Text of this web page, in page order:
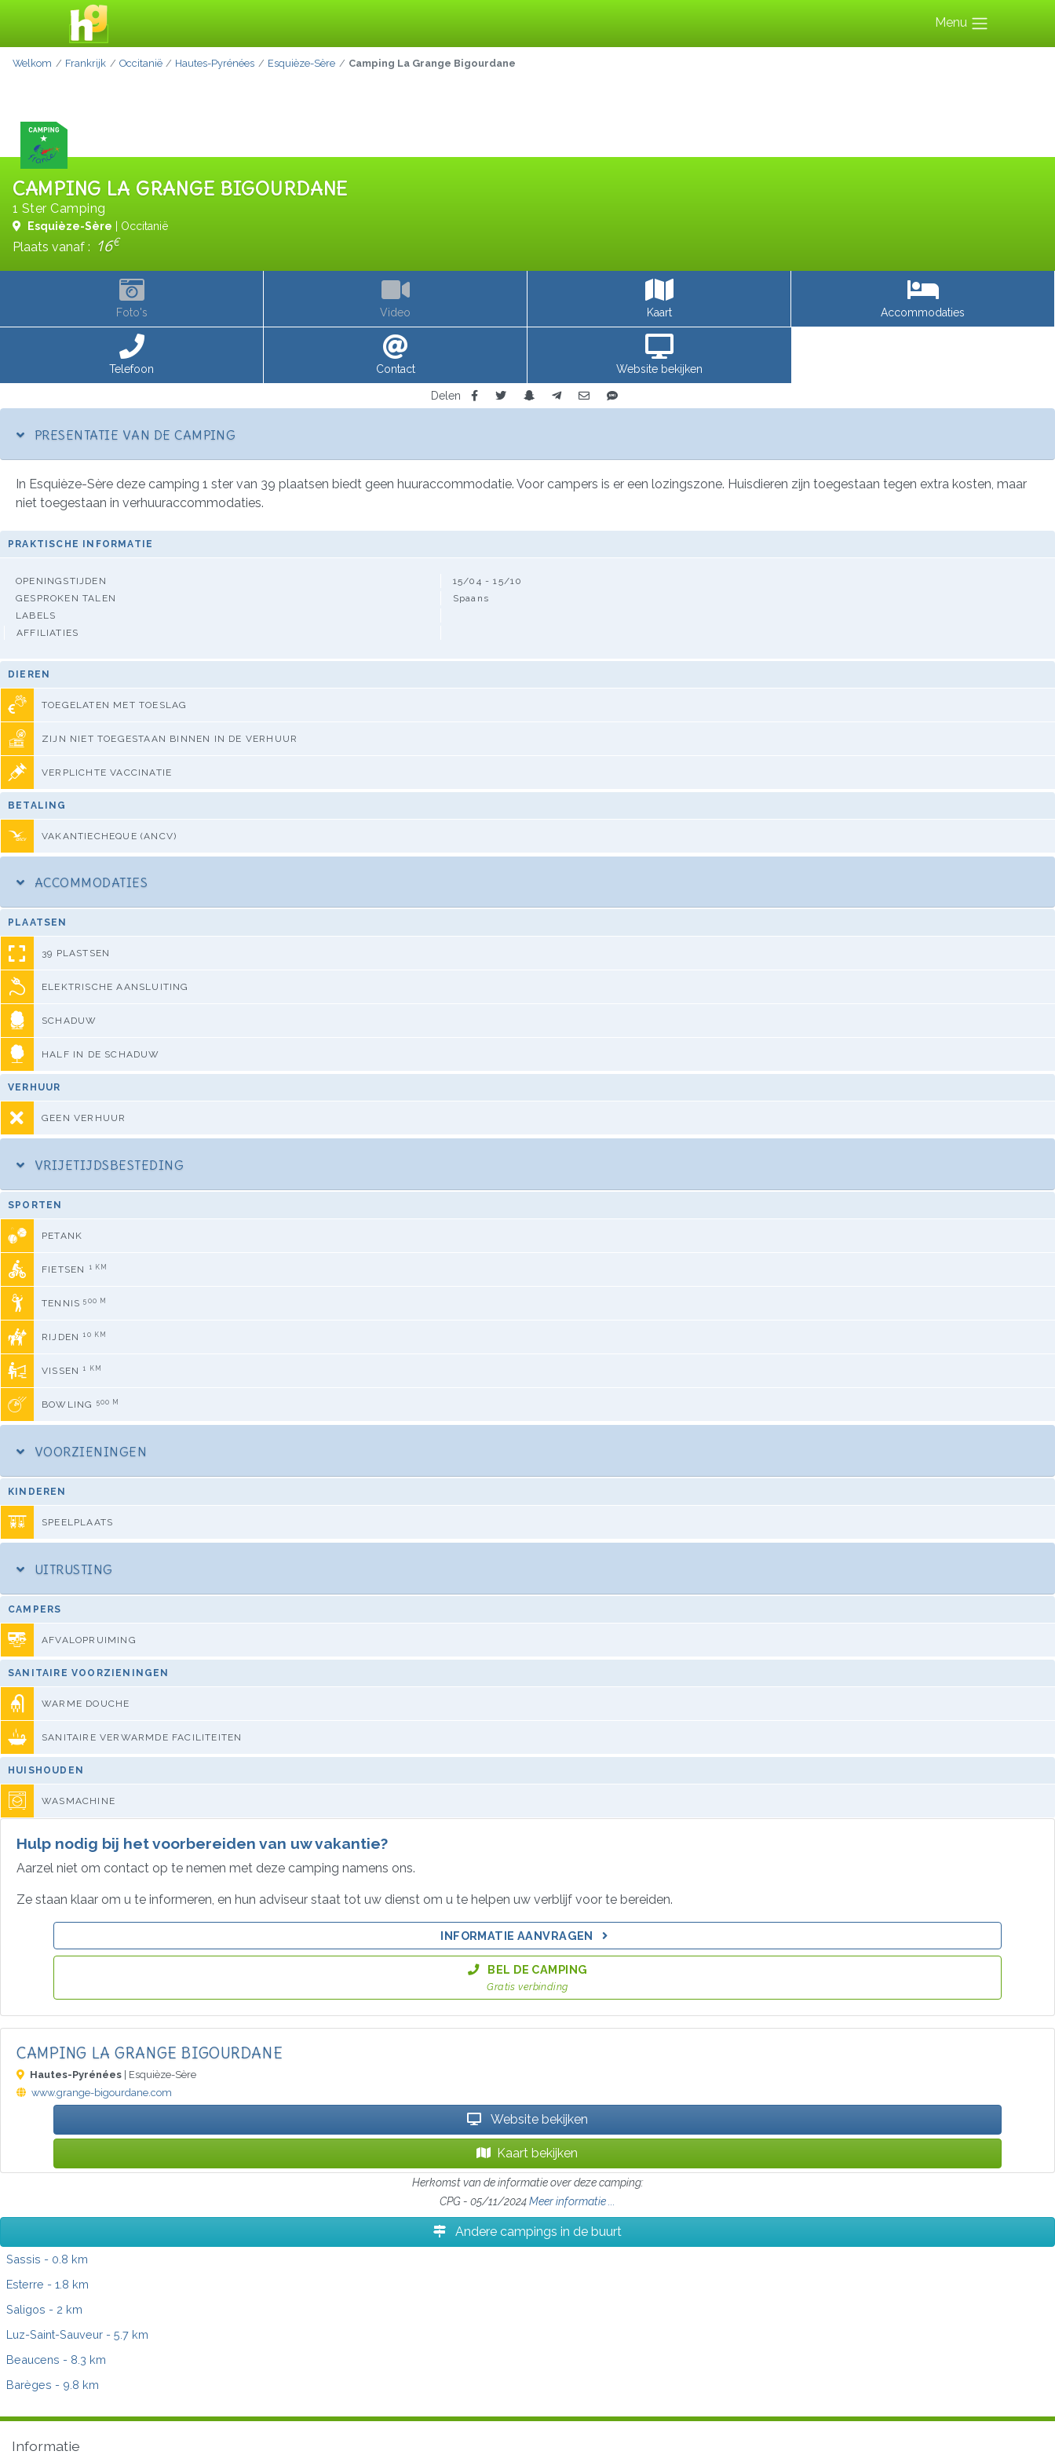
Menu
Welkom Frankrijk Occitanië Hautes-Pyrénées Esquièze-Sère Camping La Grange Bigourdane
CAMPING LA GRANGE BIGOURDANE
1 Ster Camping
Esquièze-Sère | Occitanië
Plaats vanaf : 16€
Foto's Video Kaart Accommodaties
Telefoon Contact Website bekijken
Delen
PRESENTATIE VAN DE CAMPING
In Esquièze-Sère deze camping 1 ster van 39 plaatsen biedt geen huuraccommodatie. Voor campers is er een lozingszone. Huisdieren zijn toegestaan tegen extra kosten, maar
niet toegestaan in verhuuraccommodaties.
PRAKTISCHE INFORMATIE
OPENINGSTIJDEN
15/04 - 15/10
GESPROKEN TALEN
Spaans
LABELS
AFFILIATIES
DIEREN
TOEGELATEN MET TOESLAG
ZIJN NIET TOEGESTAAN BINNEN IN DE VERHUUR
VERPLICHTE VACCINATIE
BETALING
VAKANTIECHEQUE (ANCV)
ACCOMMODATIES
PLAATSEN
39 PLASTSEN
ELEKTRISCHE AANSLUITING
SCHADUW
HALF IN DE SCHADUW
VERHUUR
GEEN VERHUUR
VRIJETIJDSBESTEDING
SPORTEN
PETANK
FIETSEN 1 KM
TENNIS500 M
RIJDEN 10 KM
VISSEN 1 KM
BOWLING 500 M
VOORZIENINGEN
KINDEREN
SPEELPLAATS
UITRUSTING
CAMPERS
AFVALOPRUIMING
SANITAIRE VOORZIENINGEN
WARME DOUCHE
SANITAIRE VERWARMDE FACILITEITEN
HUISHOUDEN
WASMACHINE
Hulp nodig bij het voorbereiden van uw vakantie?
Aarzel niet om contact op te nemen met deze camping namens ons.
Ze staan klaar om u te informeren, en hun adviseur staat tot uw dienst om u te helpen uw verblijf voor te bereiden.
INFORMATIE AANVRAGEN
BEL DE CAMPING
Gratis verbinding
CAMPING LA GRANGE BIGOURDANE
Hautes-Pyrénées | Esquièze-Sère
www.grange-bigourdane.com
Website bekijken
Kaart bekijken
Herkomst van de informatie over deze camping:
CPG - 05/11/2024Meer informatie ...
Andere campings in de buurt
Sassis - 0.8 km
Esterre - 1.8 km
Saligos - 2 km
Luz-Saint-Sauveur - 5.7 km
Beaucens - 8.3 km
Barèges - 9.8 km
Informatie